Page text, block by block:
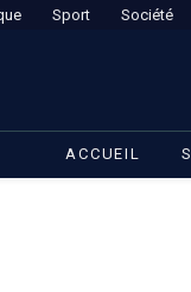
Sport Société
ACCUEIL